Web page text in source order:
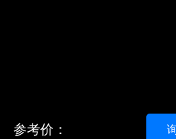
参考价：